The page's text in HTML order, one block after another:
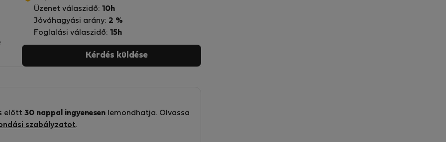
Üzenet válaszidő: 10h
Jóváhagyási arány: 2 %
Foglalási válaszidő: 15h
Kérdés küldése
előtt 30 nappal ingyenesen lemondhatja. Olvassa
szabályzatot.